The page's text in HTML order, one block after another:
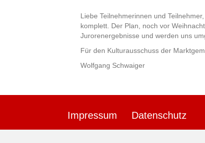
Liebe Teilnehmerinnen und
komplett. Der Plan, noch vor
Jurorenergebnisse und werden uns
Für den Kulturausschuss der
Wolfgang Schwaiger
Impressum Datenschutz